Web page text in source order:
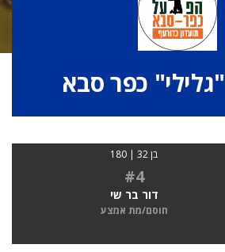
כפר סבא
בן 32 | 180
#4
דור בר שי
חוסם/מת אמצע